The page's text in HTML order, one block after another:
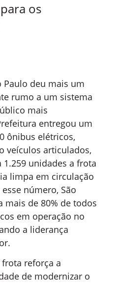
os
Paulo deu mais um
rumo a um sistema
mais
entregou um
ônibus elétricos,
veículos articulados,
unidades a frota
limpa em circulação
número, São
mais de 80% de todos
em operação no
a liderança
reforça a
de modernizar o